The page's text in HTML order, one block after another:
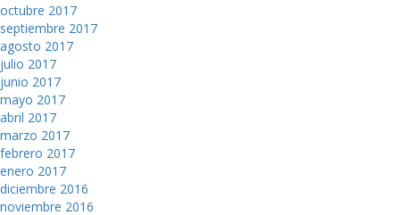
octubre 2017
septiembre 2017
agosto 2017
julio 2017
junio 2017
mayo 2017
abril 2017
marzo 2017
febrero 2017
enero 2017
diciembre 2016
noviembre 2016